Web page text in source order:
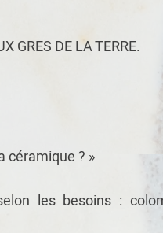
GRES DE LA TERRE.
céramique ? »
les besoins :